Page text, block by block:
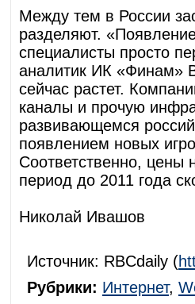
Между тем в России
разделяют.
специалисты просто
аналитик ИК «Финам»
сейчас растет.
каналы и прочую
развивающемся
появлением новых
Соответственно, цены
период до 2011 года
Николай Ивашов
Источник: RBCdaily (
Рубрики: Интернет,